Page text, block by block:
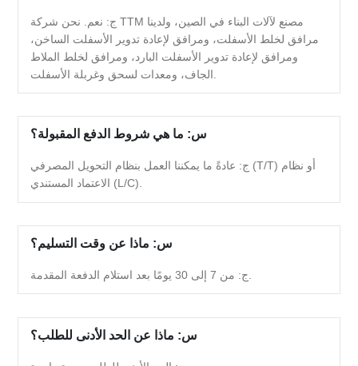
ج: نعم. نحن شركة TTM مصنع لآلات البناء في الصين، ولدينا
مرافق لخلط الأسفلت، ومرافق لإعادة تدوير الأسفلت الساخن،
ومرافق لإعادة تدوير الأسفلت البارد، ومرافق لخلط الملاط
س: ما هي شروط الدفع المقبولة؟
ج: عادةً ما يمكننا العمل بنظام التحويل المصرفي (T/T) أو نظام
الاعتماد المستندي (L/C).
س: ماذا عن وقت التسليم؟
س: ماذا عن الحد الأدنى للطلب؟